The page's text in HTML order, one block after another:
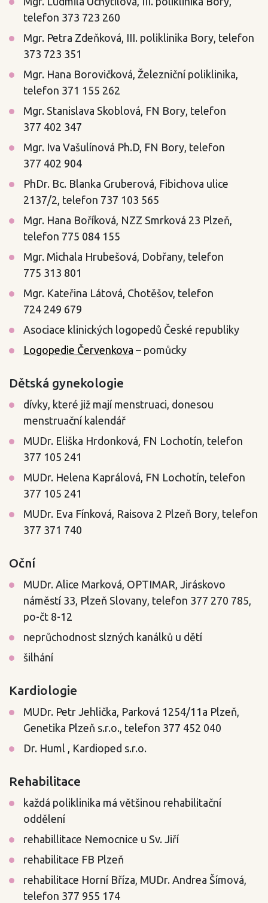
telefon 373 723 260
Mgr. Petra Zdeňková, III. poliklinika Bory, telefon
373 723 351
Mgr. Hana Borovičková, Železniční poliklinika,
telefon 371 155 262
Mgr. Stanislava Skoblová, FN Bory, telefon
377 402 347
Mgr. Iva Vašulínová Ph.D, FN Bory, telefon
377 402 904
PhDr. Bc. Blanka Gruberová, Fibichova ulice
2137/2, telefon 737 103 565
Mgr. Hana Boříková, NZZ Smrková 23 Plzeň,
telefon 775 084 155
Mgr. Michala Hrubešová, Dobřany, telefon
775 313 801
Mgr. Kateřina Látová, Chotěšov, telefon
724 249 679
Asociace klinických logopedů České republiky
Logopedie Červenkova – pomůcky
Dětská gynekologie
dívky, které již mají menstruaci, donesou
menstruační kalendář
MUDr. Eliška Hrdonková, FN Lochotín, telefon
377 105 241
MUDr. Helena Kaprálová, FN Lochotín, telefon
377 105 241
MUDr. Eva Fínková, Raisova 2 Plzeň Bory, telefon
377 371 740
Oční
MUDr. Alice Marková, OPTIMAR, Jiráskovo
náměstí 33, Plzeň Slovany, telefon 377 270 785,
po-čt 8-12
neprůchodnost slzných kanálků u dětí
šilhání
Kardiologie
MUDr. Petr Jehlička, Parková 1254/11a Plzeň,
Genetika Plzeň s.r.o., telefon 377 452 040
Dr. Huml , Kardioped s.r.o.
Rehabilitace
každá poliklinika má většinou rehabilitační
oddělení
rehabillitace Nemocnice u Sv. Jiří
rehabilitace FB Plzeň
rehabilitace Horní Bříza, MUDr. Andrea Šímová,
telefon 377 955 174